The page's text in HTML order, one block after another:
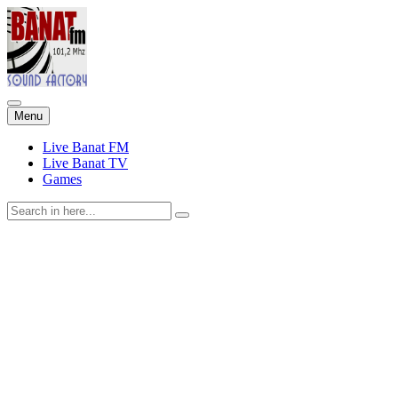
Menu Skip
to
content
Live Banat FM
Live Banat TV
Games
Search
for: